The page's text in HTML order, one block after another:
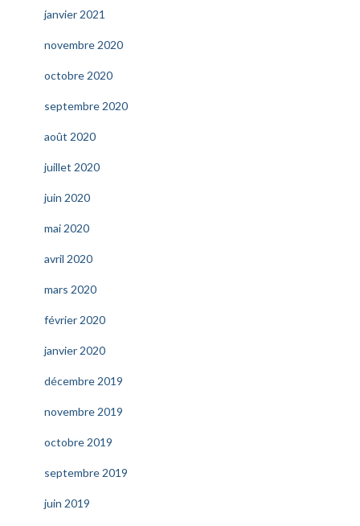
janvier 2021
novembre 2020
octobre 2020
septembre 2020
août 2020
juillet 2020
juin 2020
mai 2020
avril 2020
mars 2020
février 2020
janvier 2020
décembre 2019
novembre 2019
octobre 2019
septembre 2019
juin 2019